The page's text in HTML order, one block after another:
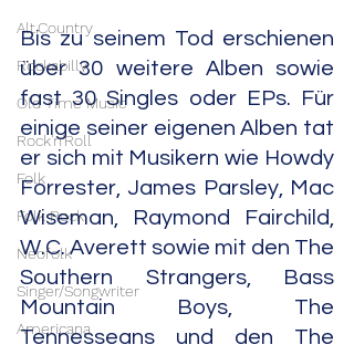
Alt.Country
Rockabilly
Old Time Music
Rock'n'Roll
Folk
Folk Rock
Neofolk
Singer/Songwriter
Americana
Bis zu seinem Tod erschienen
über 30 weitere Alben sowie
fast 30 Singles oder EPs. Für
einige seiner eigenen Alben tat
er sich mit Musikern wie Howdy
Forrester, James Parsley, Mac
Wiseman, Raymond Fairchild,
W.C. Averett sowie mit den The
Southern Strangers, Bass
Mountain Boys, The
Tennesseans und den The